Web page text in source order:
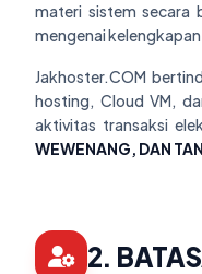
materi sistem secara
mengenai
Jakhoster.COM
hosting, Cloud VM,
aktivitas transaksi
WEWENANG, DAN
2.